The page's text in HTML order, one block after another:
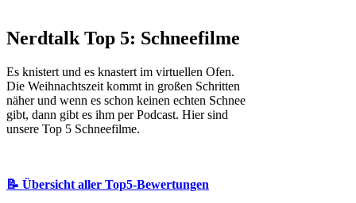
Nerdtalk Top 5: Schneefilme
Es knistert und es knastert im virtuellen Ofen.
Die Weihnachtszeit kommt in großen Schritten
näher und wenn es schon keinen echten Schnee
gibt, dann gibt es ihm per Podcast. Hier sind
unsere Top 5 Schneefilme.
📝 Übersicht aller Top5-Bewertungen